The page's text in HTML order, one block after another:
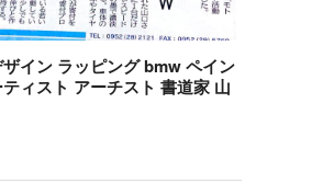
イン ラッピング bmw ペイン
ティスト アーチスト 書道家 山